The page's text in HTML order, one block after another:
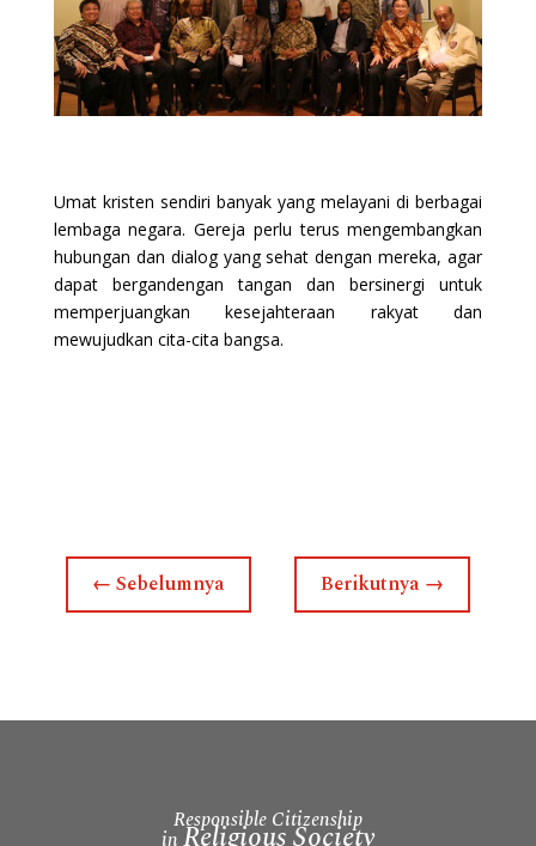
Umat kristen sendiri banyak yang melayani di berbagai
lembaga negara. Gereja perlu terus mengembangkan
hubungan dan dialog yang sehat dengan mereka, agar
dapat bergandengan tangan dan bersinergi untuk
memperjuangkan kesejahteraan rakyat dan
mewujudkan cita-cita bangsa.
← Sebelumnya Berikutnya →
Responsible Citizenship
in